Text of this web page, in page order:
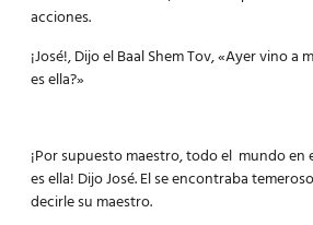
acciones.
¡José!, Dijo el Baal Shem Tov, «Ayer vino a
es ella?»
¡Por supuesto maestro, todo el mundo en
es ella! Dijo José. El se encontraba
decirle su maestro.